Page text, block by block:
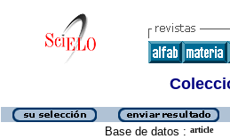
Base de datos : article